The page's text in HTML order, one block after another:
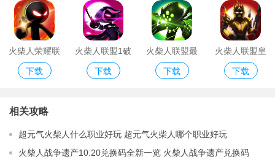
人版
火柴人荣耀联
盟
下载
火柴人联盟1破
解版
下载
火柴人联盟最
新版破解版
下载
火柴人联盟皇
子降临手机游
下载
相关攻略
超元气火柴人什么职业好玩 超元气火柴人哪个职业好玩
火柴人战争遗产10.20兑换码全新一览 火柴人战争遗产兑换码